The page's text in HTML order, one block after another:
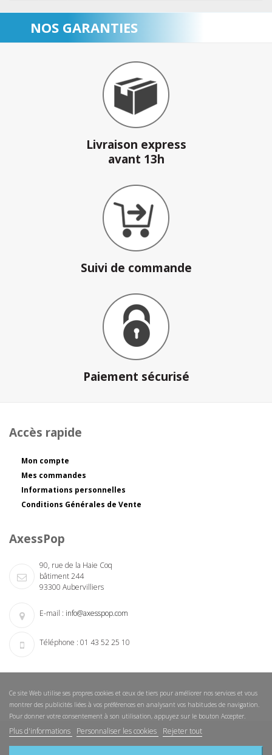
NOS GARANTIES
Livraison express
avant 13h
Suivi de commande
Paiement sécurisé
Accès rapide
Mon compte
Mes commandes
Informations personnelles
Conditions Générales de Vente
AxessPop
90, rue de la Haie Coq
bâtiment 244
93300 Aubervilliers
E-mail : info@axesspop.com
Téléphone : 01 43 52 25 10
Ce site Web utilise ses propres cookies et ceux de tiers pour améliorer nos services et vous
montrer des publicités liées à vos préférences en analysant vos habitudes de navigation.
Pour donner votre consentement à son utilisation, appuyez sur le bouton Accepter.
Plus d'informations Personnaliser les cookies Rejeter tout